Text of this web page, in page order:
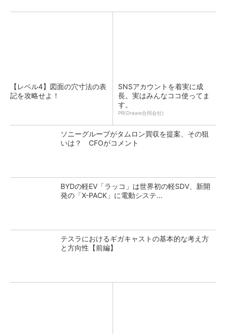
【レベル4】図面の穴寸法の表
記を攻略せよ！
SNSアカウントを着実に成
長。実はみんなココ使ってま
す。
PR(Dreaw合同会社)
ソニーグループがタムロン買収を提案、その狙
いは？ CFOがコメント
BYDの軽EV「ラッコ」は世界初の軽SDV、新開
発の「X-PACK」に電動システ...
テスラにおけるギガキャストの基本的な考え方
と方向性【前編】